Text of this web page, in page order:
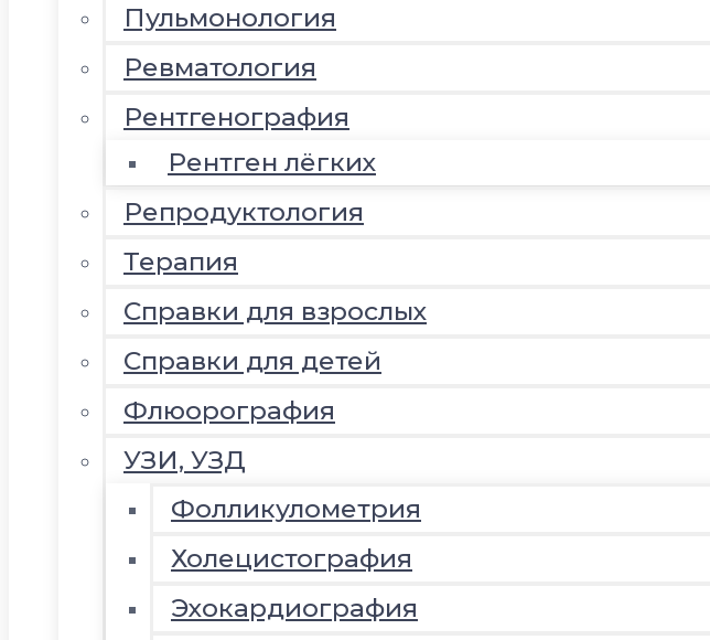
Пульмонология
Ревматология
Рентгенография
Рентген лёгких
Репродуктология
Терапия
Справки для взрослых
Справки для детей
Флюорография
УЗИ, УЗД
Фолликулометрия
Холецистография
Эхокардиография